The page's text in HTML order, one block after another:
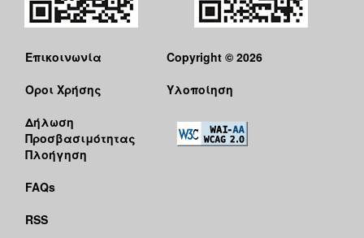
Επικοινωνία
Όροι Χρήσης
Δήλωση
Προσβασιμότητας
Πλοήγηση
FAQs
RSS
Copyright © 2026
Υλοποίηση